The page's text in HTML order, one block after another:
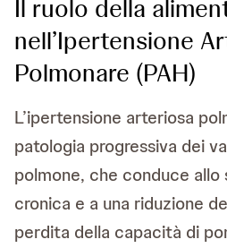
Il ruolo della
nell’Ipertensione
Polmonare (PAH)
L’ipertensione arteriosa
patologia progressiva dei
polmone, che conduce
cronica e a una riduzione
perdita della capacità di